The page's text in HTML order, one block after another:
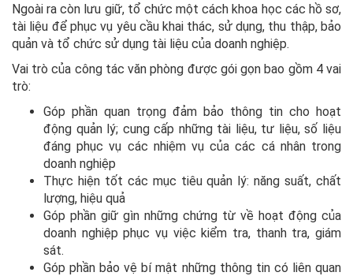
Ngoài ra còn lưu giữ, tổ chức một cách khoa học các hồ sơ,
tài liệu để phục vụ yêu cầu khai thác, sử dụng, thu thập, bảo
quản và tổ chức sử dụng tài liệu của doanh nghiệp.
Vai trò của công tác văn phòng được gói gọn bao gồm 4 vai
trò:
Góp phần quan trọng đảm bảo thông tin cho hoạt
động quản lý; cung cấp những tài liệu, tư liệu, số liệu
đáng phục vụ các nhiệm vụ của các cá nhân trong
doanh nghiệp
Thực hiện tốt các mục tiêu quản lý: năng suất, chất
lượng, hiệu quả
Góp phần giữ gìn những chứng từ về hoạt động của
doanh nghiệp phục vụ việc kiểm tra, thanh tra, giám
sát.
Góp phần bảo vệ bí mật những thông tin có liên quan